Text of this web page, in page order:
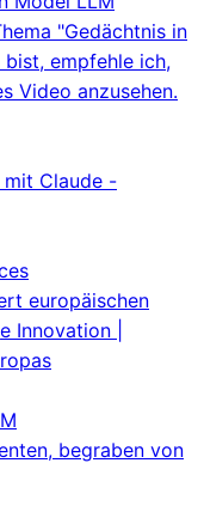
"Gedächtnis in
empfehle ich,
Video anzusehen.
mit Claude -
europäischen
Innovation |
begraben von